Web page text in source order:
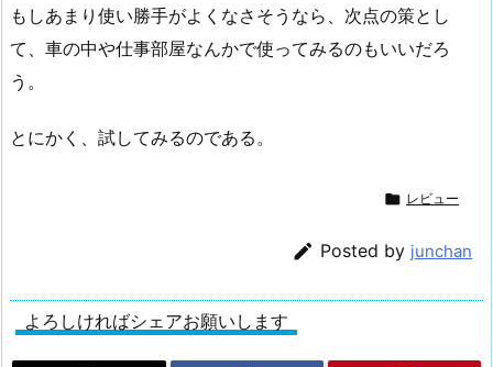
もしあまり使い勝手がよくなさそうなら、次点の策とし
て、車の中や仕事部屋なんかで使ってみるのもいいだろ
う。
とにかく、試してみるのである。
 レビュー
 Posted by junchan
よろしければシェアお願いします